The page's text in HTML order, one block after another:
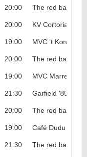
20:00 The red bastards
20:00 KV Cortoriacum
19:00 MVC 't
20:00 The red bastards
19:00 MVC Marreva
21:30 Garfield '85
20:00 The red bastards
19:00 Café Dudu
21:30 The red bastards